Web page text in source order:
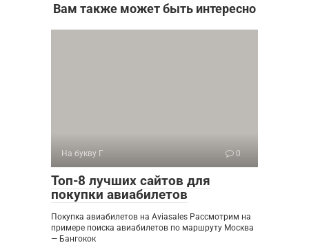
Вам также может быть интересно
На букву Г 0
Топ-8 лучших сайтов для
покупки авиабилетов
Покупка авиабилетов на Aviasales Рассмотрим на
примере поиска авиабилетов по маршруту Москва
— Бангокок